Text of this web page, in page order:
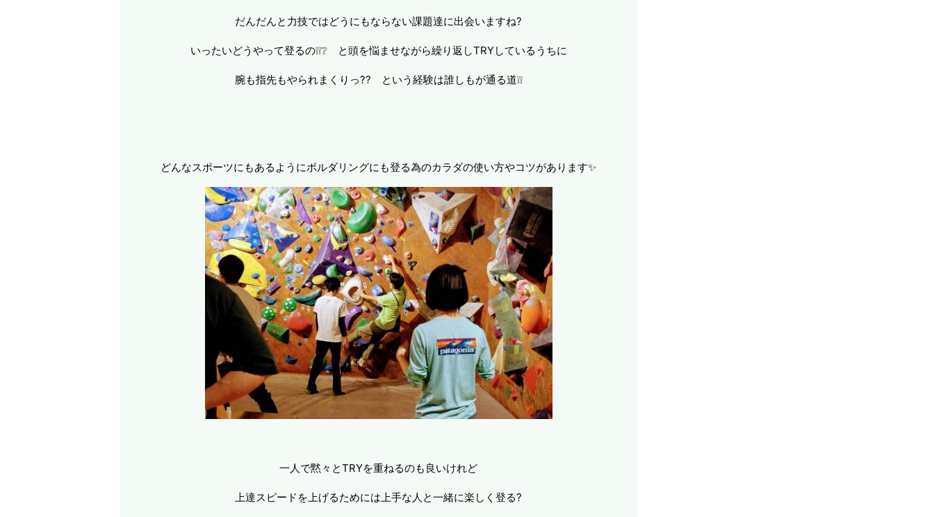
だんだんと力技ではどうにもならない課題達に出会いますね?
いったいどうやって登るの❕❕❔ と頭を悩ませながら繰り返しTRYしているうちに
腕も指先もやられまくりっ?? という経験は誰しもが通る道❕❕
どんなスポーツにもあるようにボルダリングにも登る為のカラダの使い方やコツがあります✨
一人で黙々とTRYを重ねるのも良いけれど
上達スピードを上げるためには上手な人と一緒に楽しく登る?